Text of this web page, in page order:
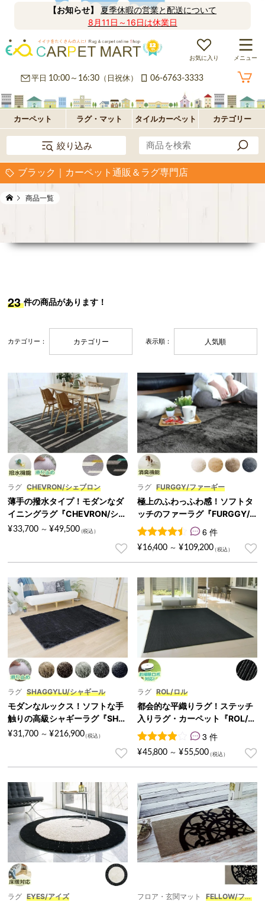
【お知らせ】
夏季休暇の営業と配送について
8月11日～16日は休業日
お気に入り メニュー
平日 10:00～16:30 （日祝休） 06-6763-3333
カーペット ラグ・マット タイルカーペット カテゴリー
ペ
ッ
グ
フ
ロ
パ
材
絞り込み
ブラック｜カーペット通販＆ラグ専門店
商品一覧
23 件の商品があります！
カテゴリー： カテゴリー 表示順： 人気順
ラグ CHEVRON/シェブロン
薄手の撥水タイプ！モダンなダ
イニングラグ『CHEVRON/シェ
ブロン』
¥33,700 ～ ¥49,500
ラグ FURGGY/ファーギー
極上のふわっふわ感！ソフトタ
ッチのファーラグ『FURGGY/
ファーギー』
6
件の利用者評価に基づく5段
6 件
¥16,400 ～ ¥109,200
ラグ SHAGGYLU/シャギール
モダンなルックス！ソフトな手
触りの高級シャギーラグ『SHA
GGYLU/シャギール』
¥31,700 ～ ¥216,900
ラグ ROL/ロル
都会的な平織りラグ！ステッチ
入りラグ・カーペット『ROL/ロ
ル』
3
件の利用者評価に基づく5段
3 件
¥45,800 ～ ¥55,500
ラグ EYES/アイズ フロア・玄関マット
FELLOW/フェ